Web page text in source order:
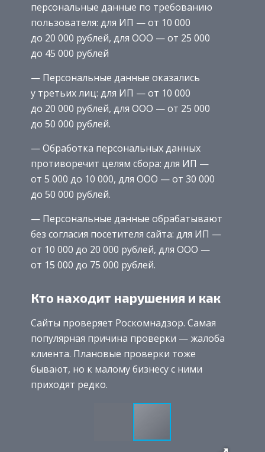
персональные данные по требованию
пользователя: для ИП — от 10 000
до 20 000 рублей, для ООО — от 25 000
до 45 000 рублей
— Персональные данные оказались
у третьих лиц: для ИП — от 10 000
до 20 000 рублей, для ООО — от 25 000
до 50 000 рублей.
— Обработка персональных данных
противоречит целям сбора: для ИП —
от 5 000 до 10 000, для ООО — от 30 000
до 50 000 рублей.
— Персональные данные обрабатывают
без согласия посетителя сайта: для ИП —
от 10 000 до 20 000 рублей, для ООО —
от 15 000 до 75 000 рублей.
Кто находит нарушения и как
Сайты проверяет Роскомнадзор. Самая
популярная причина проверки — жалоба
клиента. Плановые проверки тоже
бывают, но к малому бизнесу с ними
приходят редко.